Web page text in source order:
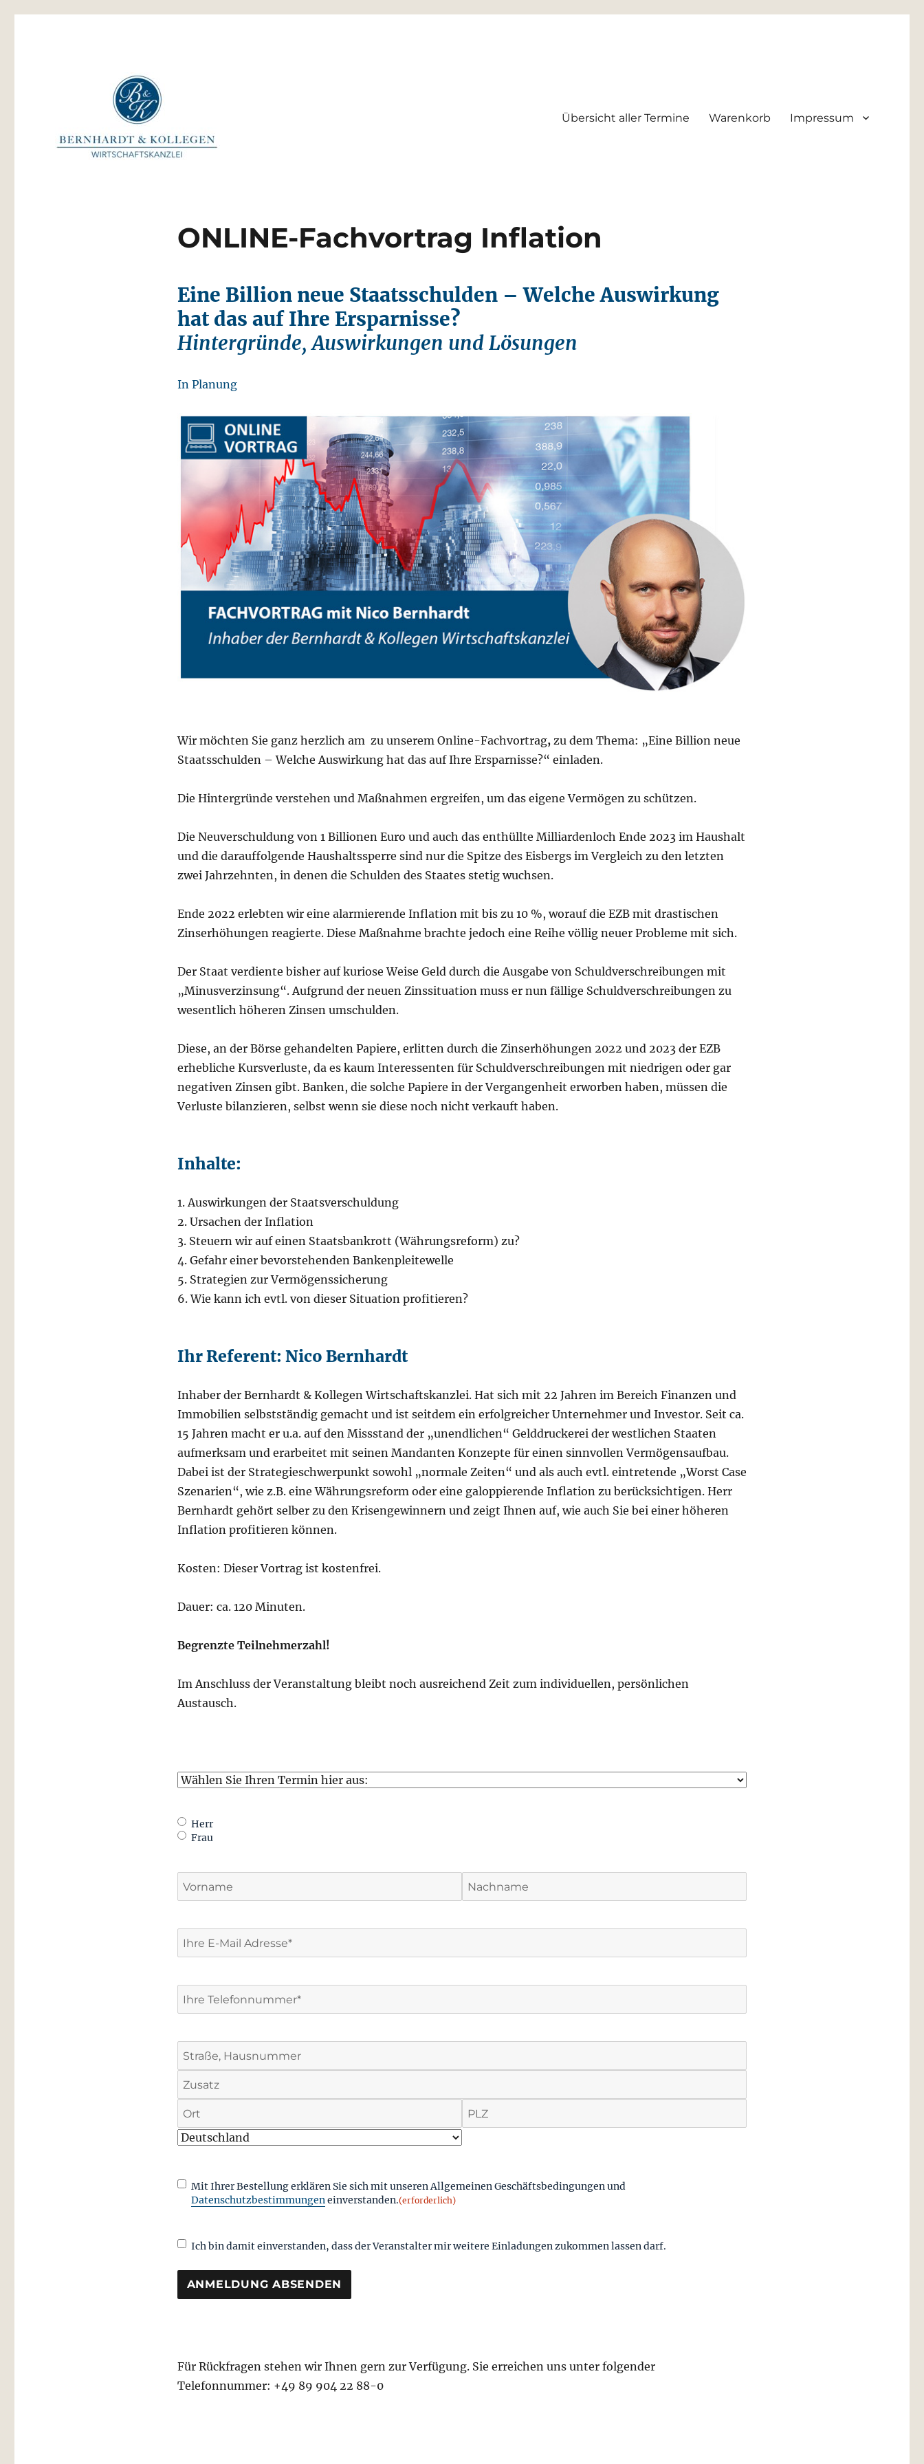
Übersicht aller Termine Warenkorb Impressum
ONLINE-Fachvortrag Inflation
Eine Billion neue Staatsschulden – Welche Auswirkung
hat das auf Ihre Ersparnisse?
Hintergründe, Auswirkungen und Lösungen
In Planung
Wir möchten Sie ganz herzlich am zu unserem Online-Fachvortrag, zu dem Thema: „Eine Billion neue
Staatsschulden – Welche Auswirkung hat das auf Ihre Ersparnisse?“ einladen.
Die Hintergründe verstehen und Maßnahmen ergreifen, um das eigene Vermögen zu schützen.
Die Neuverschuldung von 1 Billionen Euro und auch das enthüllte Milliardenloch Ende 2023 im Haushalt
und die darauffolgende Haushaltssperre sind nur die Spitze des Eisbergs im Vergleich zu den letzten
zwei Jahrzehnten, in denen die Schulden des Staates stetig wuchsen.
Ende 2022 erlebten wir eine alarmierende Inflation mit bis zu 10 %, worauf die EZB mit drastischen
Zinserhöhungen reagierte. Diese Maßnahme brachte jedoch eine Reihe völlig neuer Probleme mit sich.
Der Staat verdiente bisher auf kuriose Weise Geld durch die Ausgabe von Schuldverschreibungen mit
„Minusverzinsung“. Aufgrund der neuen Zinssituation muss er nun fällige Schuldverschreibungen zu
wesentlich höheren Zinsen umschulden.
Diese, an der Börse gehandelten Papiere, erlitten durch die Zinserhöhungen 2022 und 2023 der EZB
erhebliche Kursverluste, da es kaum Interessenten für Schuldverschreibungen mit niedrigen oder gar
negativen Zinsen gibt. Banken, die solche Papiere in der Vergangenheit erworben haben, müssen die
Verluste bilanzieren, selbst wenn sie diese noch nicht verkauft haben.
Inhalte:
1. Auswirkungen der Staatsverschuldung
2. Ursachen der Inflation
3. Steuern wir auf einen Staatsbankrott (Währungsreform) zu?
4. Gefahr einer bevorstehenden Bankenpleitewelle
5. Strategien zur Vermögenssicherung
6. Wie kann ich evtl. von dieser Situation profitieren?
Ihr Referent: Nico Bernhardt
Inhaber der Bernhardt & Kollegen Wirtschaftskanzlei. Hat sich mit 22 Jahren im Bereich Finanzen und
Immobilien selbstständig gemacht und ist seitdem ein erfolgreicher Unternehmer und Investor. Seit ca.
15 Jahren macht er u.a. auf den Missstand der „unendlichen“ Gelddruckerei der westlichen Staaten
aufmerksam und erarbeitet mit seinen Mandanten Konzepte für einen sinnvollen Vermögensaufbau.
Dabei ist der Strategieschwerpunkt sowohl „normale Zeiten“ und als auch evtl. eintretende „Worst Case
Szenarien“, wie z.B. eine Währungsreform oder eine galoppierende Inflation zu berücksichtigen. Herr
Bernhardt gehört selber zu den Krisengewinnern und zeigt Ihnen auf, wie auch Sie bei einer höheren
Inflation profitieren können.
Kosten: Dieser Vortrag ist kostenfrei.
Dauer: ca. 120 Minuten.
Begrenzte Teilnehmerzahl!
Im Anschluss der Veranstaltung bleibt noch ausreichend Zeit zum individuellen, persönlichen
Austausch.
Vortragsdatum(erforderlich)
Anrede(erforderlich)
Herr
Frau
Mail
Hausnummer
Zusatz
Ort
PLZ
AGB-
DSGVO-
Einwilligung
(erforderlich)
Mit Ihrer Bestellung erklären Sie sich mit unseren Allgemeinen Geschäftsbedingungen und
Datenschutzbestimmungen einverstanden.(erforderlich)
Newsletter-
Ich bin damit einverstanden, dass der Veranstalter mir weitere Einladungen zukommen lassen darf.
Für Rückfragen stehen wir Ihnen gern zur Verfügung. Sie erreichen uns unter folgender
Telefonnummer: +49 89 904 22 88-0